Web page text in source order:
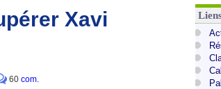
Xavi
60 com.